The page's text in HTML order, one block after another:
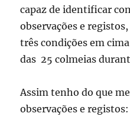
capaz de identificar
observações e
três condições em
das 25 colmeias
Assim tenho do que
observações e registos: